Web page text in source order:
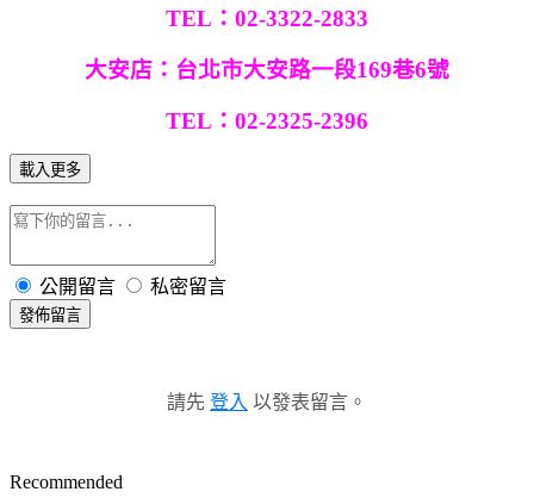
TEL：02-3322-2833
大安店：台北市大安路一段169巷6號
TEL：02-2325-2396
載入更多
公開留言 私密留言
發佈留言
請先 登入 以發表留言。
Recommended